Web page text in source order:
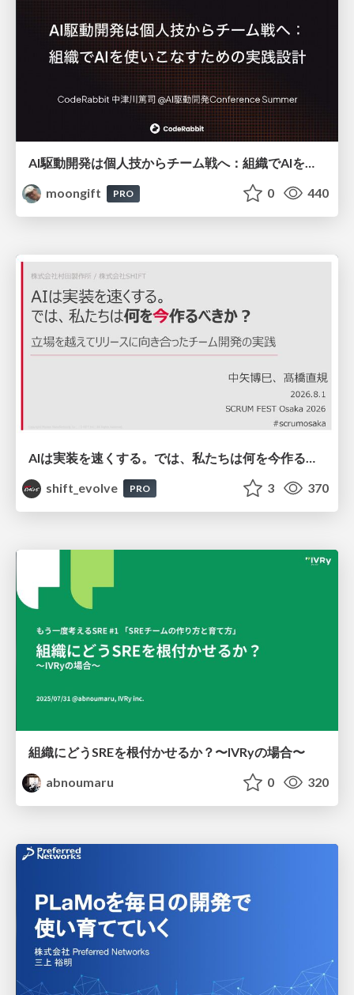
AI駆動開発は個人技からチーム戦へ：組織でAIを使いこなすための実践設計
moongift
PRO 0 440
shift_evolve
PRO 3 370
組織にどうSREを根付かせるか？〜IVRyの場合〜
abnoumaru
0 320